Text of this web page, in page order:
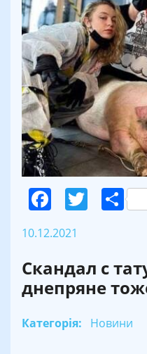
10.12.2021
Скандал с
днепряне
Категорія: Новини